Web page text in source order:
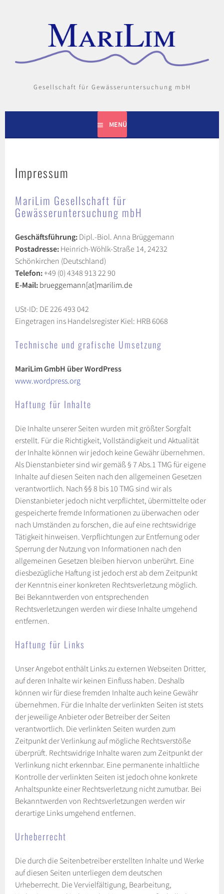
Gesellschaft für Gewässeruntersuchung mbH
MENÜ
Impressum
MariLim Gesellschaft für
Gewässeruntersuchung mbH
Geschäftsführung: Dipl.-Biol. Anna Brüggemann
Postadresse: Heinrich-Wöhlk-Straße 14, 24232
Schönkirchen (Deutschland)
Telefon:+49 (0) 4348 913 22 90
E-Mail: brueggemann[at]marilim.de
USt-ID: DE 226 493 042
Eingetragen ins Handelsregister Kiel: HRB 6068
Technische und grafische Umsetzung
MariLim GmbH über WordPress
www.wordpress.org
Haftung für Inhalte
Die Inhalte unserer Seiten wurden mit größter Sorgfalt
erstellt. Für die Richtigkeit, Vollständigkeit und Aktualität
der Inhalte können wir jedoch keine Gewähr übernehmen.
Als Dienstanbieter sind wir gemäß § 7 Abs.1 TMG für eigene
Inhalte auf diesen Seiten nach den allgemeinen Gesetzen
verantwortlich. Nach §§ 8 bis 10 TMG sind wir als
Dienstanbieter jedoch nicht verpflichtet, übermittelte oder
gespeicherte fremde Informationen zu überwachen oder
nach Umständen zu forschen, die auf eine rechtswidrige
Tätigkeit hinweisen. Verpflichtungen zur Entfernung oder
Sperrung der Nutzung von Informationen nach den
allgemeinen Gesetzen bleiben hiervon unberührt. Eine
diesbezügliche Haftung ist jedoch erst ab dem Zeitpunkt
der Kenntnis einer konkreten Rechtsverletzung möglich.
Bei Bekanntwerden von entsprechenden
Rechtsverletzungen werden wir diese Inhalte umgehend
entfernen.
Haftung für Links
Unser Angebot enthält Links zu externen Webseiten Dritter,
auf deren Inhalte wir keinen Einfluss haben. Deshalb
können wir für diese fremden Inhalte auch keine Gewähr
übernehmen. Für die Inhalte der verlinkten Seiten ist stets
der jeweilige Anbieter oder Betreiber der Seiten
verantwortlich. Die verlinkten Seiten wurden zum
Zeitpunkt der Verlinkung auf mögliche Rechtsverstöße
überprüft. Rechtswidrige Inhalte waren zum Zeitpunkt der
Verlinkung nicht erkennbar. Eine permanente inhaltliche
Kontrolle der verlinkten Seiten ist jedoch ohne konkrete
Anhaltspunkte einer Rechtsverletzung nicht zumutbar. Bei
Bekanntwerden von Rechtsverletzungen werden wir
derartige Links umgehend entfernen.
Urheberrecht
Die durch die Seitenbetreiber erstellten Inhalte und Werke
auf diesen Seiten unterliegen dem deutschen
Urheberrecht. Die Vervielfältigung, Bearbeitung,